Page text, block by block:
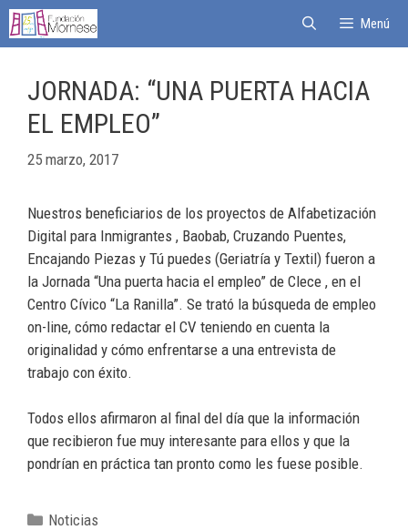
Menú
JORNADA: “UNA PUERTA HACIA
EL EMPLEO”
25 marzo, 2017
Nuestros beneficiarios de los proyectos de Alfabetización
Digital para Inmigrantes , Baobab, Cruzando Puentes,
Encajando Piezas y Tú puedes (Geriatría y Textil) fueron a
la Jornada “Una puerta hacia el empleo” de Clece , en el
Centro Cívico “La Ranilla”. Se trató la búsqueda de empleo
on-line, cómo redactar el CV teniendo en cuenta la
originalidad y cómo enfrentarse a una entrevista de
trabajo con éxito.
Todos ellos afirmaron al final del día que la información
que recibieron fue muy interesante para ellos y que la
pondrían en práctica tan pronto como les fuese posible.
Noticias